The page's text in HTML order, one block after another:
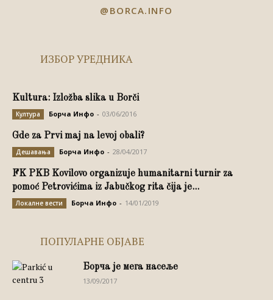
@BORCA.INFO
ИЗБОР УРЕДНИКА
Kultura: Izložba slika u Borči
Култура Борча Инфо - 03/06/2016
Gde za Prvi maj na levoj obali?
Дешавања Борча Инфо - 28/04/2017
FK PKB Kovilovo organizuje humanitarni turnir za
pomoć Petrovićima iz Jabučkog rita čija je...
Локалне вести Борча Инфо - 14/01/2019
ПОПУЛАРНЕ ОБЈАВЕ
Борча је мега насеље
13/09/2017